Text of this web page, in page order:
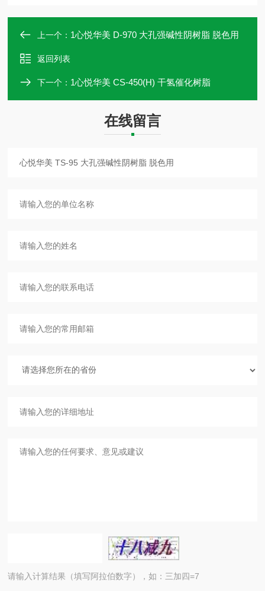
上一个： 1心悦华美 D-970 大孔强碱性阴树脂 脱色用
返回列表
下一个： 1心悦华美 CS-450(H) 干氢催化树脂
在线留言
请输入计算结果（填写阿拉伯数字），如：三加四=7